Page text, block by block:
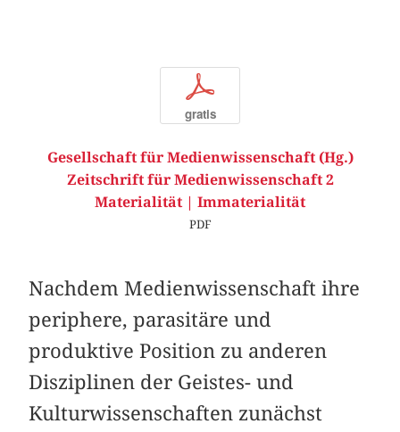
p
gratis
Gesellschaft für Medienwissenschaft (Hg.)
Zeitschrift für Medienwissenschaft 2
Materialität | Immaterialität
PDF
Nachdem Medienwissenschaft ihre
periphere, parasitäre und
produktive Position zu anderen
Disziplinen der Geistes- und
Kulturwissenschaften zunächst